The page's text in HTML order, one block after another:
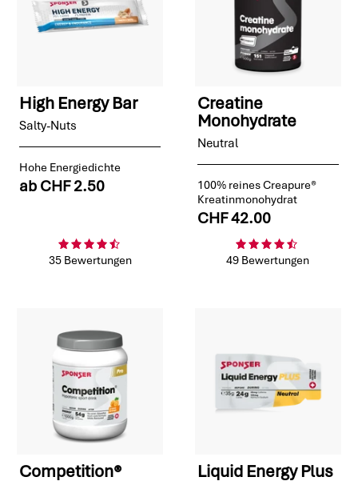
High Energy Bar
Salty-Nuts
Hohe Energiedichte
ab CHF 2.50
35 Bewertungen
Creatine
Monohydrate
Neutral
100% reines Creapure®
Kreatinmonohydrat
CHF 42.00
49 Bewertungen
Competition® Liquid Energy Plus